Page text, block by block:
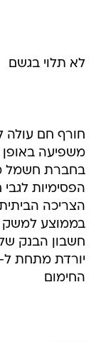
לא תלוי בגשם
חורף חם עולה
משפיעה
בחברת חשמל
הפסימיות
בממוצע למשק
חשבון הבנק
החימום